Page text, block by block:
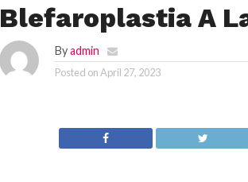
Blefaroplastia A
Byadmin
Posted onApril 27, 2023